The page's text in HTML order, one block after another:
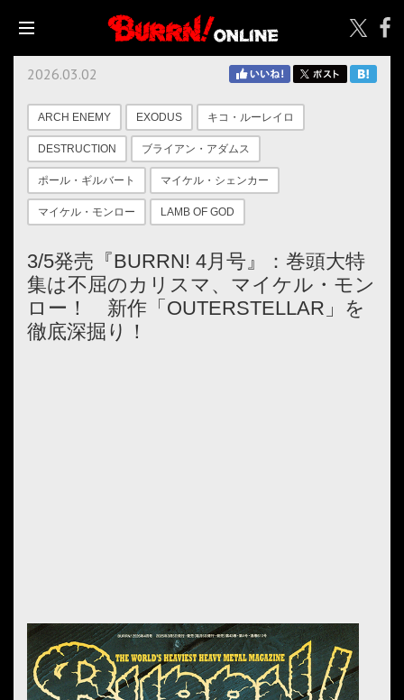
2026.03.02
ARCH ENEMY EXODUS キコ・ルーレイロ
DESTRUCTION ブライアン・アダムス
ポール・ギルバート マイケル・シェンカー
マイケル・モンロー LAMB OF GOD
3/5発売『BURRN! 4月号』：巻頭大特
集は不屈のカリスマ、マイケル・モン
ロー！ 新作「OUTERSTELLAR」を
徹底深掘り！